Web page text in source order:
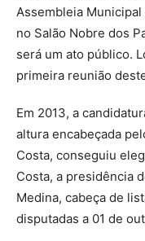
Assembleia
no Salão Nobre dos
será um ato público.
primeira reunião
Em 2013, a
altura encabeçada
Costa, conseguiu
Costa, a presidência
Medina, cabeça de
disputadas a 01 de